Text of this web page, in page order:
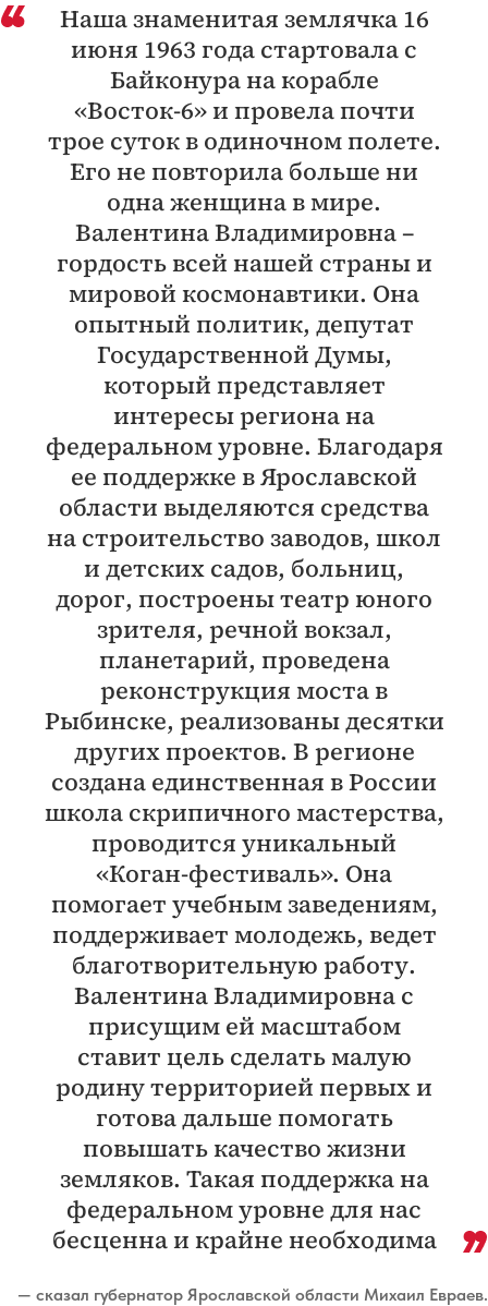
Наша знаменитая землячка 16
июня 1963 года стартовала с
Байконура на корабле
«Восток-6» и провела почти
трое суток в одиночном полете.
Его не повторила больше ни
одна женщина в мире.
Валентина Владимировна –
гордость всей нашей страны и
мировой космонавтики. Она
опытный политик, депутат
Государственной Думы,
который представляет
интересы региона на
федеральном уровне. Благодаря
ее поддержке в Ярославской
области выделяются средства
на строительство заводов, школ
и детских садов, больниц,
дорог, построены театр юного
зрителя, речной вокзал,
планетарий, проведена
реконструкция моста в
Рыбинске, реализованы десятки
других проектов. В регионе
создана единственная в России
школа скрипичного мастерства,
проводится уникальный
«Коган-фестиваль». Она
помогает учебным заведениям,
поддерживает молодежь, ведет
благотворительную работу.
Валентина Владимировна с
присущим ей масштабом
ставит цель сделать малую
родину территорией первых и
готова дальше помогать
повышать качество жизни
земляков. Такая поддержка на
федеральном уровне для нас
бесценна и крайне необходима
— сказал губернатор Ярославской области Михаил Евраев.